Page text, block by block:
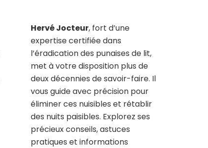
Hervé Jocteur, fort d’une
expertise certifiée dans
l’éradication des punaises de lit,
met à votre disposition plus de
deux décennies de savoir-faire. Il
vous guide avec précision pour
éliminer ces nuisibles et rétablir
des nuits paisibles. Explorez ses
précieux conseils, astuces
pratiques et informations